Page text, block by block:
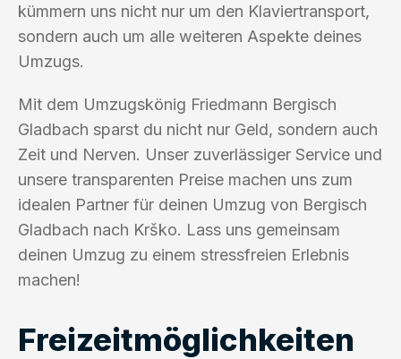
kümmern uns nicht nur um den Klaviertransport,
sondern auch um alle weiteren Aspekte deines
Umzugs.
Mit dem Umzugskönig Friedmann Bergisch
Gladbach sparst du nicht nur Geld, sondern auch
Zeit und Nerven. Unser zuverlässiger Service und
unsere transparenten Preise machen uns zum
idealen Partner für deinen Umzug von Bergisch
Gladbach nach Krško. Lass uns gemeinsam
deinen Umzug zu einem stressfreien Erlebnis
machen!
Freizeitmöglichkeiten